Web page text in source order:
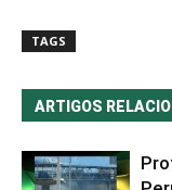
TAGS
ARTIGOS